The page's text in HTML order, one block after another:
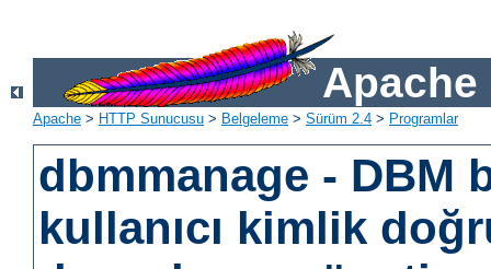
Apache
Apache > HTTP Sunucusu > Belgeleme > Sürüm 2.4 > Programlar
dbmmanage - DBM
kullanıcı kimlik